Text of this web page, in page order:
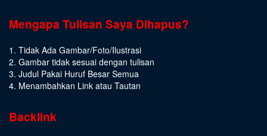
Mengapa Tulisan Saya Dihapus?
1. Tidak Ada Gambar/Foto/Ilustrasi
2. Gambar tidak sesuai dengan tulisan
3. Judul Pakai Huruf Besar Semua
4. Menambahkan Link atau Tautan
Backlink